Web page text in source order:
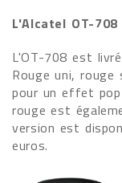
L'Alcatel OT-708
L'OT-708 est
Rouge uni, rouge
pour un effet
rouge est
version est
euros.